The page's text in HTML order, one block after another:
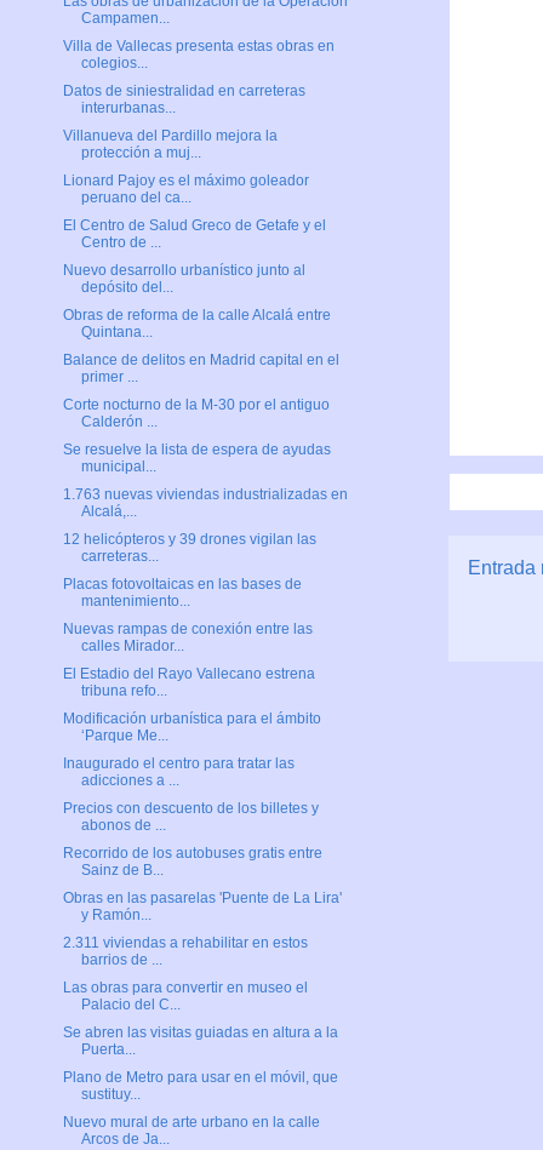
Entrada
Campamen...
Villa de Vallecas presenta estas obras en
colegios...
Datos de siniestralidad en carreteras
interurbanas...
Villanueva del Pardillo mejora la
protección a muj...
Lionard Pajoy es el máximo goleador
peruano del ca...
El Centro de Salud Greco de Getafe y el
Centro de ...
Nuevo desarrollo urbanístico junto al
depósito del...
Obras de reforma de la calle Alcalá entre
Quintana...
Balance de delitos en Madrid capital en el
primer ...
Corte nocturno de la M-30 por el antiguo
Calderón ...
Se resuelve la lista de espera de ayudas
municipal...
1.763 nuevas viviendas industrializadas en
Alcalá,...
12 helicópteros y 39 drones vigilan las
carreteras...
Placas fotovoltaicas en las bases de
mantenimiento...
Nuevas rampas de conexión entre las
calles Mirador...
El Estadio del Rayo Vallecano estrena
tribuna refo...
Modificación urbanística para el ámbito
‘Parque Me...
Inaugurado el centro para tratar las
adicciones a ...
Precios con descuento de los billetes y
abonos de ...
Recorrido de los autobuses gratis entre
Sainz de B...
Obras en las pasarelas 'Puente de La Lira'
y Ramón...
2.311 viviendas a rehabilitar en estos
barrios de ...
Las obras para convertir en museo el
Palacio del C...
Se abren las visitas guiadas en altura a la
Puerta...
Plano de Metro para usar en el móvil, que
sustituy...
Nuevo mural de arte urbano en la calle
Arcos de Ja...